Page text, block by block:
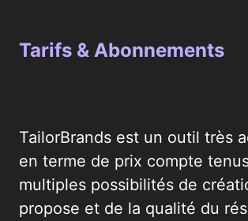
Tarifs & Abonnements
TailorBrands est un outil très
en terme de prix compte
multiples possibilités de
propose et de la qualité du